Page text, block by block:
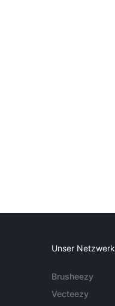
Unser Netzwerk
Brusheezy
Vecteezy